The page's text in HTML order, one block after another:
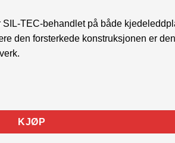
TEC-behandlet på både
den forsterkede konstruksjonen er
antall
KJØP